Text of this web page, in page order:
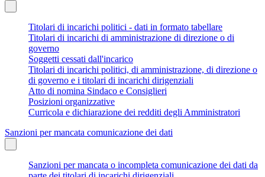
Titolari di incarichi politici - dati in formato tabellare
Titolari di incarichi di amministrazione di direzione o di
governo
Soggetti cessati dall'incarico
Titolari di incarichi politici, di amministrazione, di direzione o
di governo e i titolari di incarichi dirigenziali
Atto di nomina Sindaco e Consiglieri
Posizioni organizzative
Curricola e dichiarazione dei redditi degli Amministratori
Sanzioni per mancata comunicazione dei dati
Sanzioni per mancata o incompleta comunicazione dei dati da